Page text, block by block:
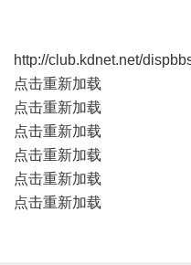
http://club.kdnet.net/
点击重新加载
点击重新加载
点击重新加载
点击重新加载
点击重新加载
点击重新加载